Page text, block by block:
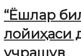
“Ёшлар
лойиҳаси
учрашув